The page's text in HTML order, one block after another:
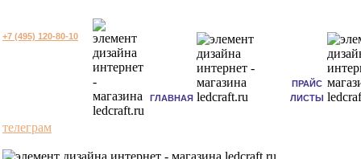
+7 (495) 120-80-10
ГЛАВНАЯ
ПРАЙС
ЛИСТЫ
телеграм